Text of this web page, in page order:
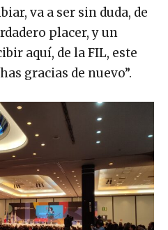
va a ser sin duda, de
placer, y un
aquí, de la FIL, este
gracias de nuevo”.